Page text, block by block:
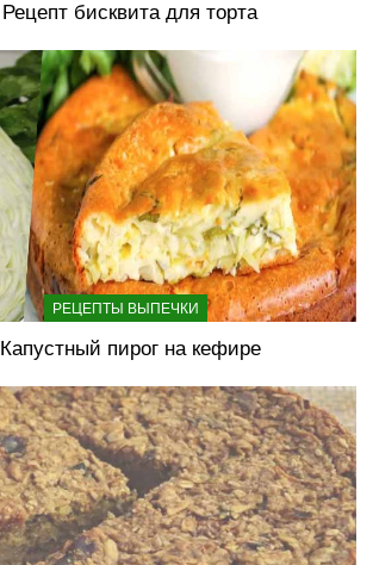
Рецепт бисквита для торта
РЕЦЕПТЫ ВЫПЕЧКИ
Капустный пирог на кефире